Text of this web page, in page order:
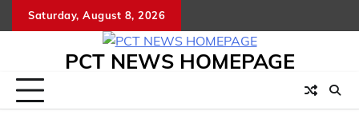
to
Saturday, August 8, 2026
PCT NEWS HOMEPAGE